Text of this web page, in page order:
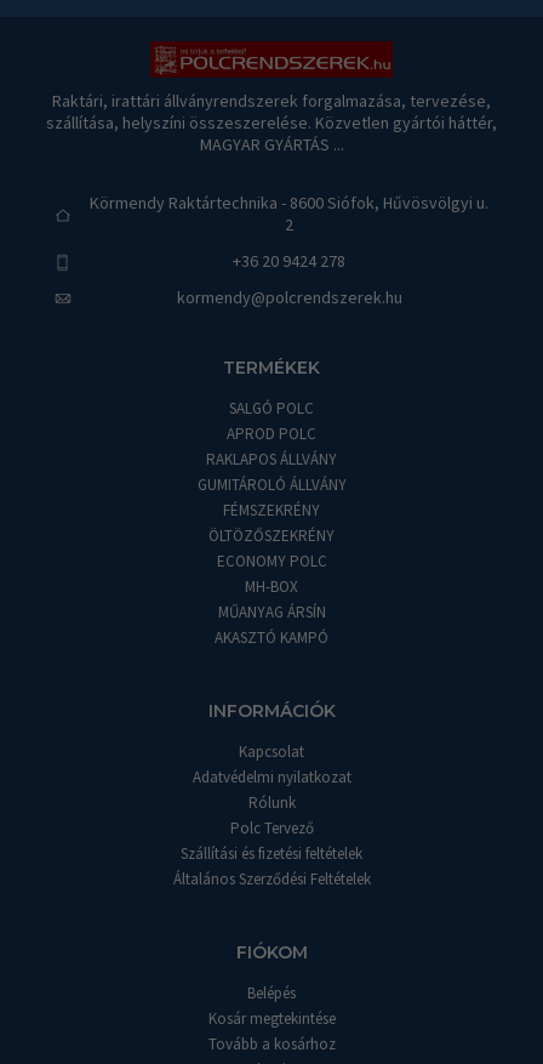
Raktári, irattári állványrendszerek forgalmazása, tervezése,
szállítása, helyszíni összeszerelése. Közvetlen gyártói háttér,
MAGYAR GYÁRTÁS ...
Körmendy Raktártechnika - 8600 Siófok, Hűvösvölgyi u.
2
+36 20 9424 278
kormendy@polcrendszerek.hu
TERMÉKEK
SALGÓ POLC
APROD POLC
RAKLAPOS ÁLLVÁNY
GUMITÁROLÓ ÁLLVÁNY
FÉMSZEKRÉNY
ÖLTÖZŐSZEKRÉNY
ECONOMY POLC
MH-BOX
MŰANYAG ÁRSÍN
AKASZTÓ KAMPÓ
INFORMÁCIÓK
Kapcsolat
Adatvédelmi nyilatkozat
Rólunk
Polc Tervező
Szállítási és fizetési feltételek
Általános Szerződési Feltételek
FIÓKOM
Belépés
Kosár megtekintése
Tovább a kosárhoz